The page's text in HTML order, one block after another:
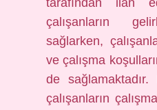
tarafından ilan
çalışanların
sağlarken,
ve çalışma
de sağlamaktadır.
çalışanların